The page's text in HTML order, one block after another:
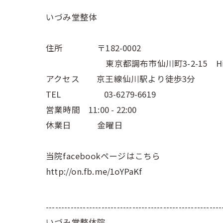
いづみ堂整体
住所 〒182-0002
東京都調布市仙川町3-2-15
アクセス 京王線仙川駅より徒歩3分
TEL 03-6279-6619
営業時間 11:00 - 22:00
休業日 金曜日
当院facebookページはこちら
http://on.fb.me/1oYPaKf